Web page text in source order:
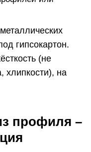
гипсокартон.
(не
хлипкости), на
профиля –